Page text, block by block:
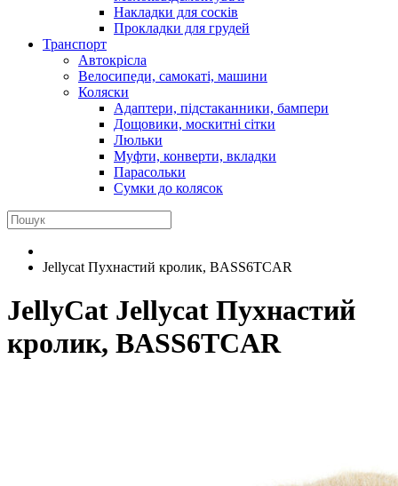
Накладки для сосків
Прокладки для грудей
Транспорт
Автокрісла
Велосипеди, самокаті, машини
Коляски
Адаптери, підстаканники, бампери
Дощовики, москитні сітки
Люльки
Муфти, конверти, вкладки
Парасольки
Сумки до колясок
Jellycat Пухнастий кролик, BASS6TCAR
JellyCat Jellycat Пухнастий
кролик, BASS6TCAR